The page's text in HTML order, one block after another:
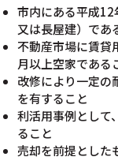
市内にある平成
又は長屋建）であ
不動産市場に賃貸
月以上空家である
改修により一定の
を有すること
利活用事例として
ること
売却を前提とした